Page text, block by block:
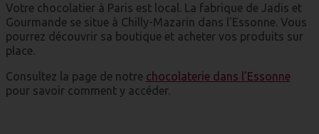
Votre chocolatier à Paris est local. La fabrique de Jadis et
Gourmande se situe à Chilly-Mazarin dans l'Essonne. Vous
pourrez découvrir sa boutique et acheter vos produits sur
place.
Consultez la page de notre chocolaterie dans l’Essonne
pour savoir comment y accéder.